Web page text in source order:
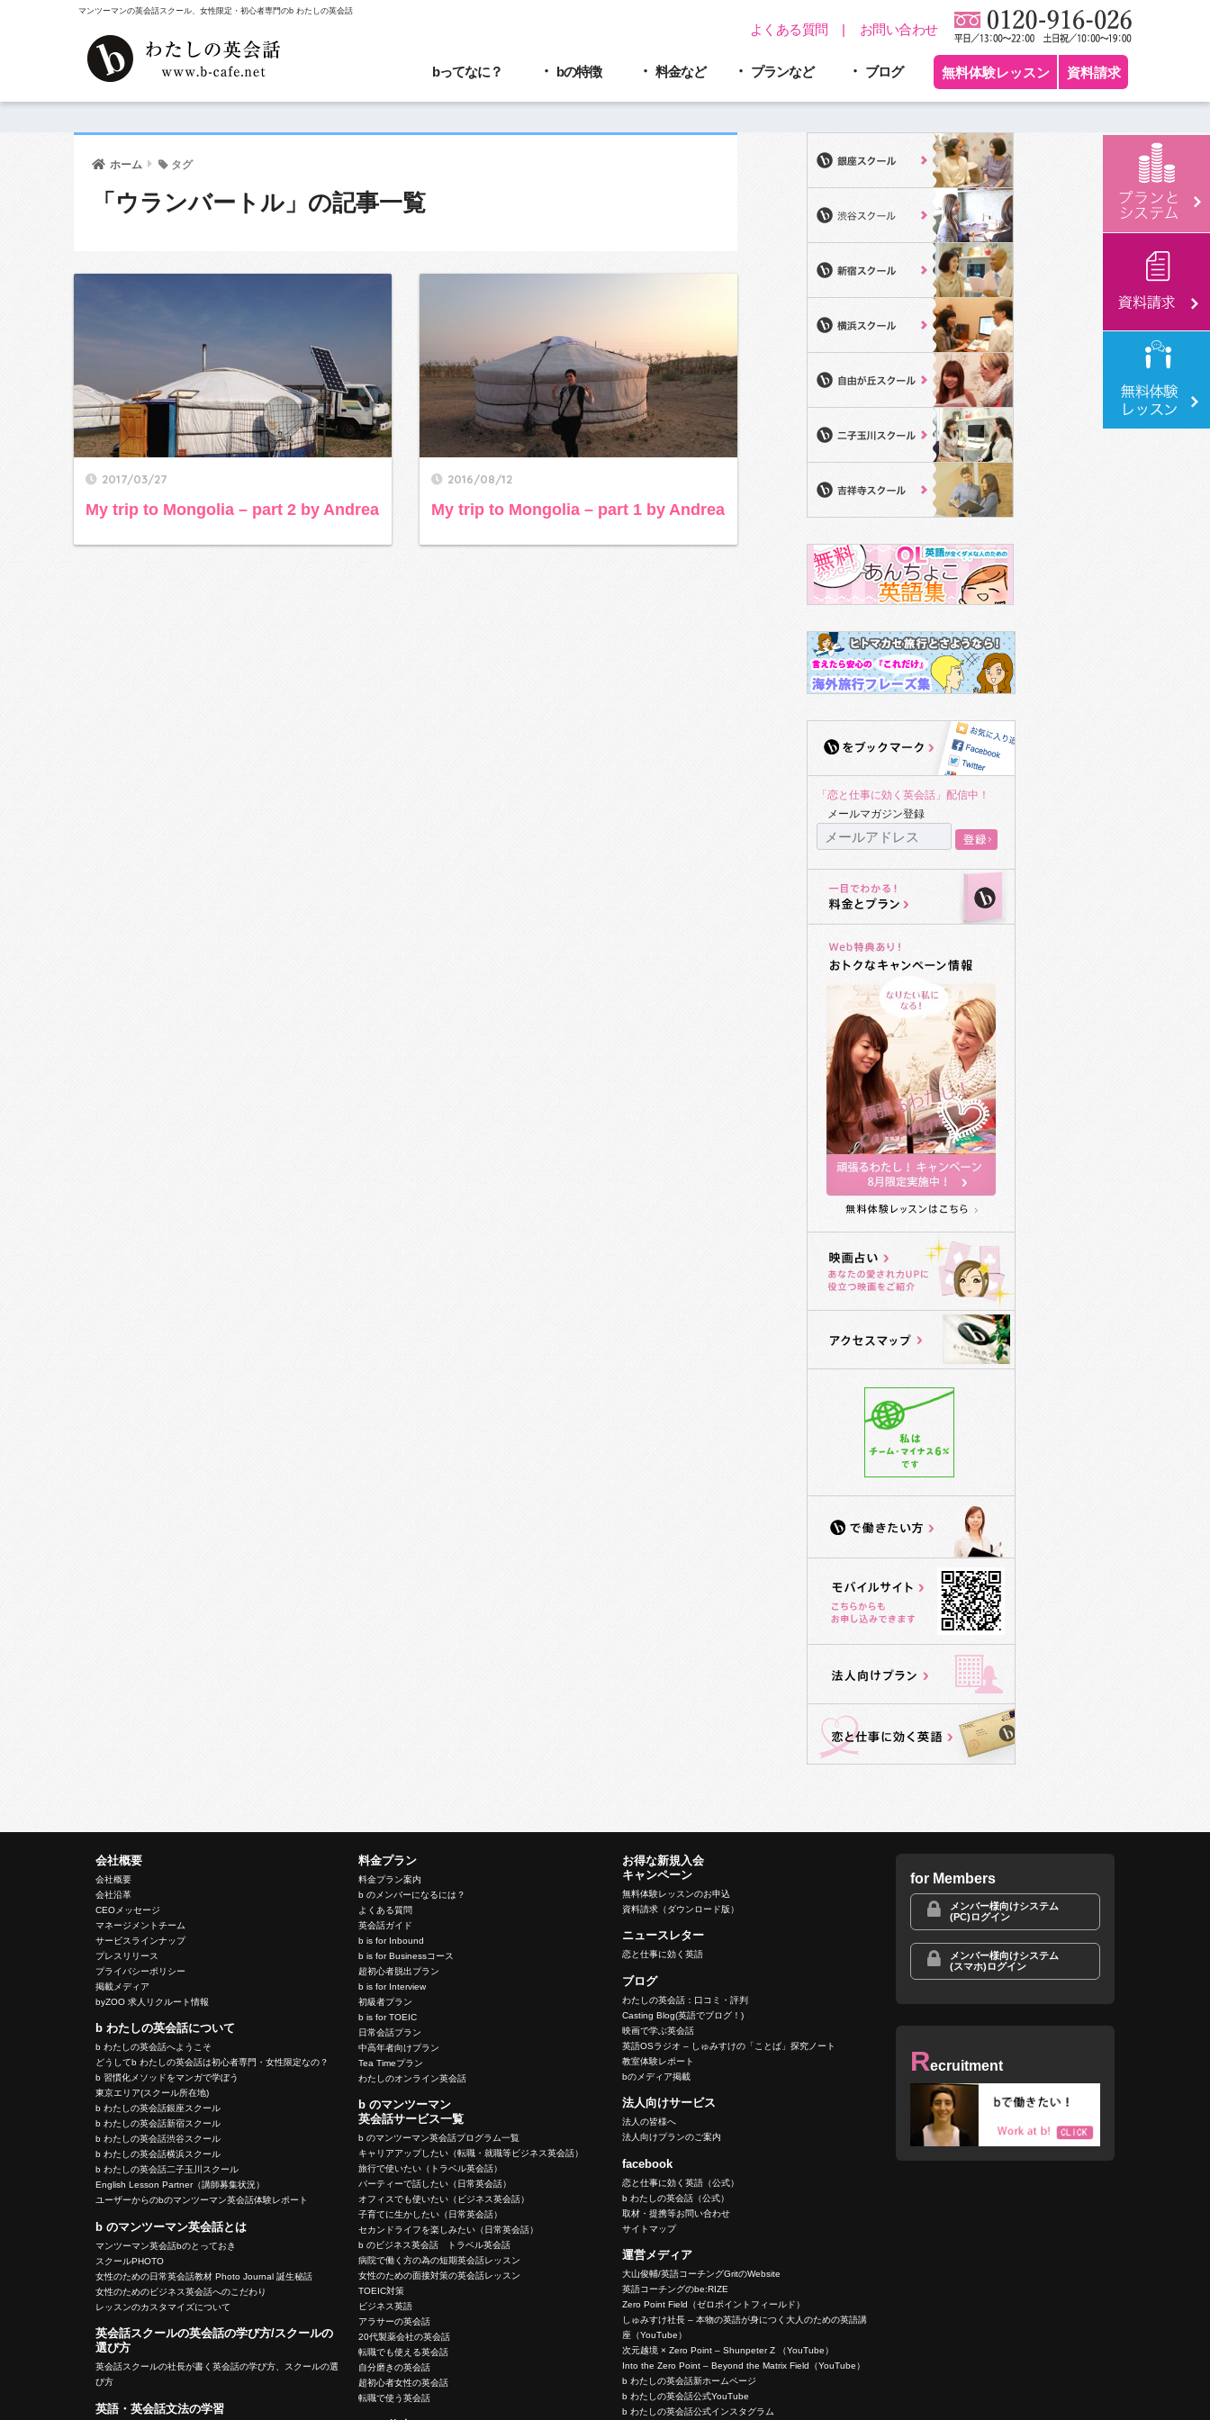
マンツーマンの英会話スクール、女性限定・初心者専門のb わたしの英会話
お問い合わせ
よくある質問
bってなに？ bの特徴 料金など プランなど ブログ 無料体験レッスン 資料請求
ホーム タグ
「ウランバートル」の記事一覧
2017/03/27
My trip to Mongolia – part 2 by Andrea
2016/08/12
My trip to Mongolia – part 1 by Andrea
「恋と仕事に効く英会話」配信中！
メールマガジン登録
会社概要
会社概要
会社沿革
CEOメッセージ
マネージメントチーム
サービスラインナップ
プレスリリース
プライバシーポリシー
掲載メディア
byZOO 求人リクルート情報
b わたしの英会話について
b わたしの英会話へようこそ
どうしてb わたしの英会話は初心者専門・女性限定なの？
b 習慣化メソッドをマンガで学ぼう
東京エリア(スクール所在地)
b わたしの英会話銀座スクール
b わたしの英会話新宿スクール
b わたしの英会話渋谷スクール
b わたしの英会話横浜スクール
b わたしの英会話二子玉川スクール
English Lesson Partner（講師募集状況）
ユーザーからのbのマンツーマン英会話体験レポート
b のマンツーマン英会話とは
マンツーマン英会話bのとっておき
スクールPHOTO
女性のための日常英会話教材 Photo Journal 誕生秘話
女性のためのビジネス英会話へのこだわり
レッスンのカスタマイズについて
英会話スクールの英会話の学び方/スクールの
選び方
英会話スクールの社長が書く英会話の学び方、スクールの選
び方
英語・英会話文法の学習
料金プラン
料金プラン案内
b のメンバーになるには？
よくある質問
英会話ガイド
b is for Inbound
b is for Businessコース
超初心者脱出プラン
b is for Interview
初級者プラン
b is for TOEIC
日常会話プラン
中高年者向けプラン
Tea Timeプラン
わたしのオンライン英会話
b のマンツーマン
英会話サービス一覧
b のマンツーマン英会話プログラム一覧
キャリアアップしたい（転職・就職等ビジネス英会話）
旅行で使いたい（トラベル英会話）
パーティーで話したい（日常英会話）
オフィスでも使いたい（ビジネス英会話）
子育てに生かしたい（日常英会話）
セカンドライフを楽しみたい（日常英会話）
b のビジネス英会話 トラベル英会話
病院で働く方の為の短期英会話レッスン
女性のための面接対策の英会話レッスン
TOEIC対策
ビジネス英語
アラサーの英会話
20代製薬会社の英会話
転職でも使える英会話
自分磨きの英会話
超初心者女性の英会話
転職で使う英会話
お得な新規入会
キャンペーン
無料体験レッスンのお申込
資料請求（ダウンロード版）
ニュースレター
恋と仕事に効く英語
ブログ
わたしの英会話：口コミ・評判
Casting Blog(英語でブログ！)
映画で学ぶ英会話
英語OSラジオ – しゅみすけの「ことば」探究ノート
教室体験レポート
bのメディア掲載
法人向けサービス
法人の皆様へ
法人向けプランのご案内
facebook
恋と仕事に効く英語（公式）
b わたしの英会話（公式）
取材・提携等お問い合わせ
サイトマップ
運営メディア
大山俊輔/英語コーチングGritのWebsite
英語コーチングのbe:RIZE
Zero Point Field（ゼロポイントフィールド）
しゅみすけ社長 – 本物の英語が身につく大人のための英語講
座（YouTube）
次元越境 × Zero Point – Shunpeter Z （YouTube）
Into the Zero Point – Beyond the Matrix Field（YouTube）
b わたしの英会話新ホームページ
b わたしの英会話公式YouTube
b わたしの英会話公式インスタグラム
for Members
メンバー様向けシステム
(PC)ログイン
メンバー様向けシステム
(スマホ)ログイン
Recruitment